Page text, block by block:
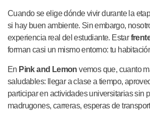
Cuando se elige dónde vivir durante la
si hay buen ambiente. Sin embargo,
experiencia real del estudiante. Estar
forman casi un mismo entorno: tu
En Pink and Lemon vemos que, cuanto
saludables: llegar a clase a tiempo,
participar en actividades universitarias sin
madrugones, carreras, esperas de